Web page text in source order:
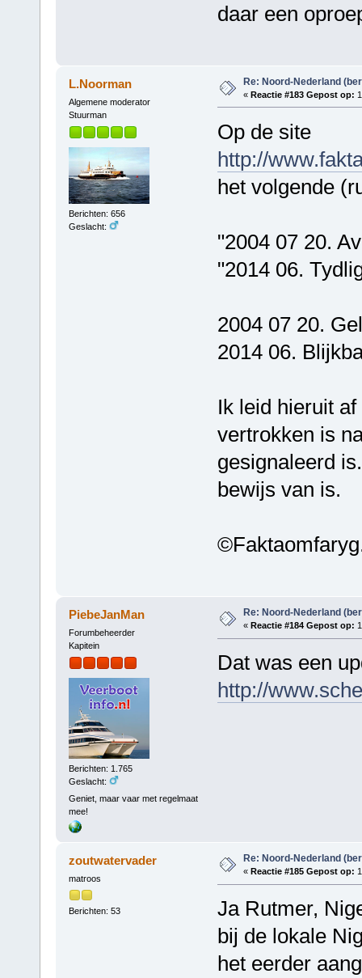
daar een
L.Noorman
Algemene moderator
Stuurman
Berichten: 656
Geslacht:
Re: Noord-Nederland
« Reactie #183 Gepost op:
Op de site
http://
het volgende
"2004 07 20.
"2014 06.
2004 07 20.
2014 06.
Ik leid hieruit
vertrokken is
gesignaleerd
bewijs van is.
PiebeJanMan
Forumbeheerder
Kapitein
Berichten: 1.765
Geslacht:
Geniet, maar vaar met regelmaat
mee!
Re: Noord-Nederland
« Reactie #184 Gepost op:
Dat was een
http://
zoutwatervader
matroos
Berichten: 53
Re: Noord-Nederland
« Reactie #185 Gepost op:
Ja Rutmer,
bij de lokale
het eerder